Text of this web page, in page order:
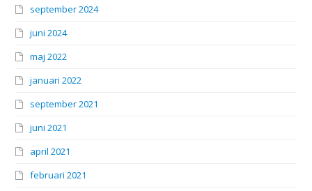
september 2024
juni 2024
maj 2022
januari 2022
september 2021
juni 2021
april 2021
februari 2021